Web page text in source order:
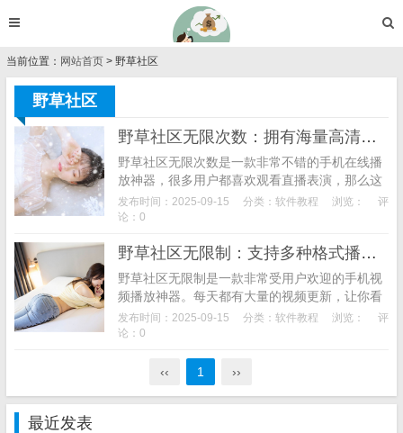
当前位置： 网站首页 > 野草社区
野草社区
野草社区无限次数：拥有海量高清视频免费看
野草社区无限次数是一款非常不错的手机在线播
放神器，很多用户都喜欢观看直播表演，那么这
款软件就是用户最好的选择，这里有很多颜值出
众的美女直播，每天都有很多用户使用这款软件
可以通过观看视频获取更多的快乐，是很多用户
每天必用的手机视频播放神器。
发布时间：2025-09-15 分类： 软件教程 浏览：
评
论：0
野草社区无限制：支持多种格式播放的看片神器
野草社区无限制是一款非常受用户欢迎的手机视
频播放神器。每天都有大量的视频更新，让你看
到不一样的视频，软件的播放系统非常大，可以
打开多个窗口，同时观看多个视频进行自定义切
存中，这里有宅男最爱看的视频资源，多种类型
的分类可以选择观看，高清的画质，支持多种播
放方式。
发布时间：2025-09-15 分类： 软件教程 浏览：
评
论：0
‹‹ 1 ››
最近发表